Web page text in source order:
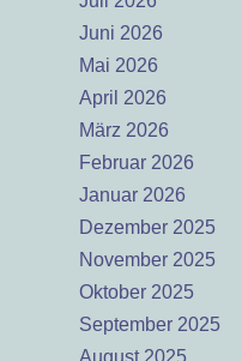
Juni 2026
Mai 2026
April 2026
März 2026
Februar 2026
Januar 2026
Dezember 2025
November 2025
Oktober 2025
September 2025
August 2025